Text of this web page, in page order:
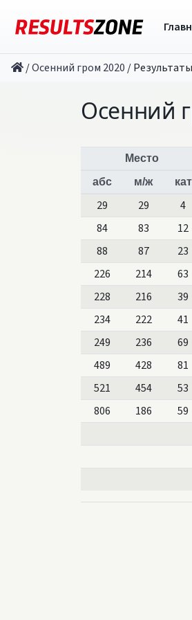
/Осенний гром 2020 /Результаты
Осенний
Место
абс
м/ж кат
29 29 4
84 83 12
88 87 23
226 214 63
228 216 39
234 222 41
249 236 69
489 428 81
521 454 53
806 186 59